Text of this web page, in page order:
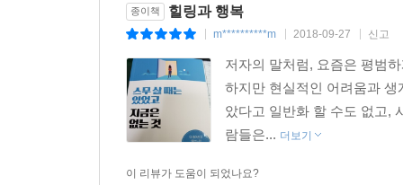
종이책 힐링과 행복
m**********m 2018-09-27 신고
저자의 말처럼, 요즘은 평범
하지만 현실적인 어려움과
았다고 일반화 할 수도 없고,
람들은... 더보기
이 리뷰가 도움이 되었나요?